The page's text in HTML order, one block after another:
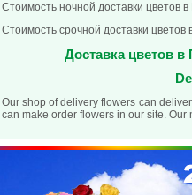
Стоимость ночной доставки цветов
Стоимость срочной доставки цветов
Доставка цветов
Our shop of delivery flowers can
can make order flowers in our site. Our